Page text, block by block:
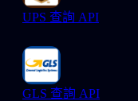
UPS 查詢 API
GLS 查詢 API